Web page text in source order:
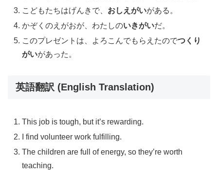
こどもたちはげんきで、 おしえがいがある。
かぞくのえがおが、わたしのいきがいだ。
このプレゼントは、よろこんでもらえたのでつくり
がいがあった。
英語翻訳 (English Translation)
This job is tough, but it’s rewarding.
I find volunteer work fulfilling.
The children are full of energy, so they’re worth
teaching.